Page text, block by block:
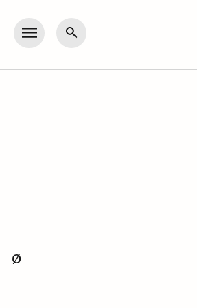
Meny Søk
Ø